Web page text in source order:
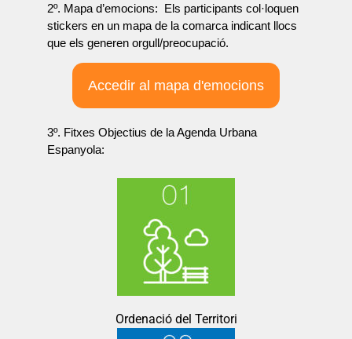
2º. Mapa d’emocions: Els participants col·loquen
stickers en un mapa de la comarca indicant llocs
que els generen orgull/preocupació.
Accedir al mapa d'emocions
3º. Fitxes Objectius de la Agenda Urbana
Espanyola:
Ordenació del Territori